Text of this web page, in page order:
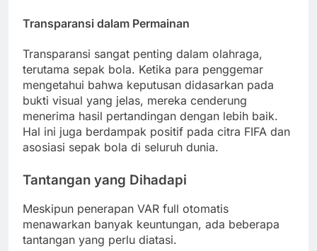
Transparansi dalam Permainan
Transparansi sangat penting dalam olahraga,
terutama sepak bola. Ketika para penggemar
mengetahui bahwa keputusan didasarkan pada
bukti visual yang jelas, mereka cenderung
menerima hasil pertandingan dengan lebih baik.
Hal ini juga berdampak positif pada citra FIFA dan
asosiasi sepak bola di seluruh dunia.
Tantangan yang Dihadapi
Meskipun penerapan VAR full otomatis
menawarkan banyak keuntungan, ada beberapa
tantangan yang perlu diatasi.